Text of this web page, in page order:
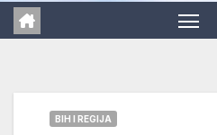
BIH I REGIJA